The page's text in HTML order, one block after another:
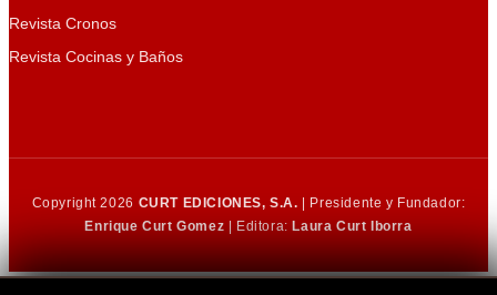
Revista Cronos
Revista Cocinas y Baños
Copyright 2026 CURT EDICIONES, S.A. | Presidente y Fundador:
Enrique Curt Gomez | Editora:Laura Curt Iborra